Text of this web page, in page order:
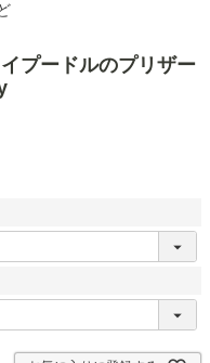
イプードルのプリザー